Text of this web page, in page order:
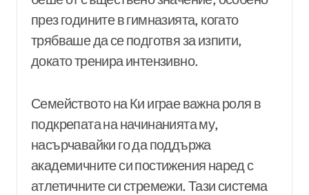
през годините в гимназията, когато
трябваше да се подготвя за изпити,
докато тренира интензивно.
Семейството на Ки играе важна роля в
подкрепата на начинанията му,
насърчавайки го да поддържа
академичните си постижения наред с
атлетичните си стремежи. Тази система